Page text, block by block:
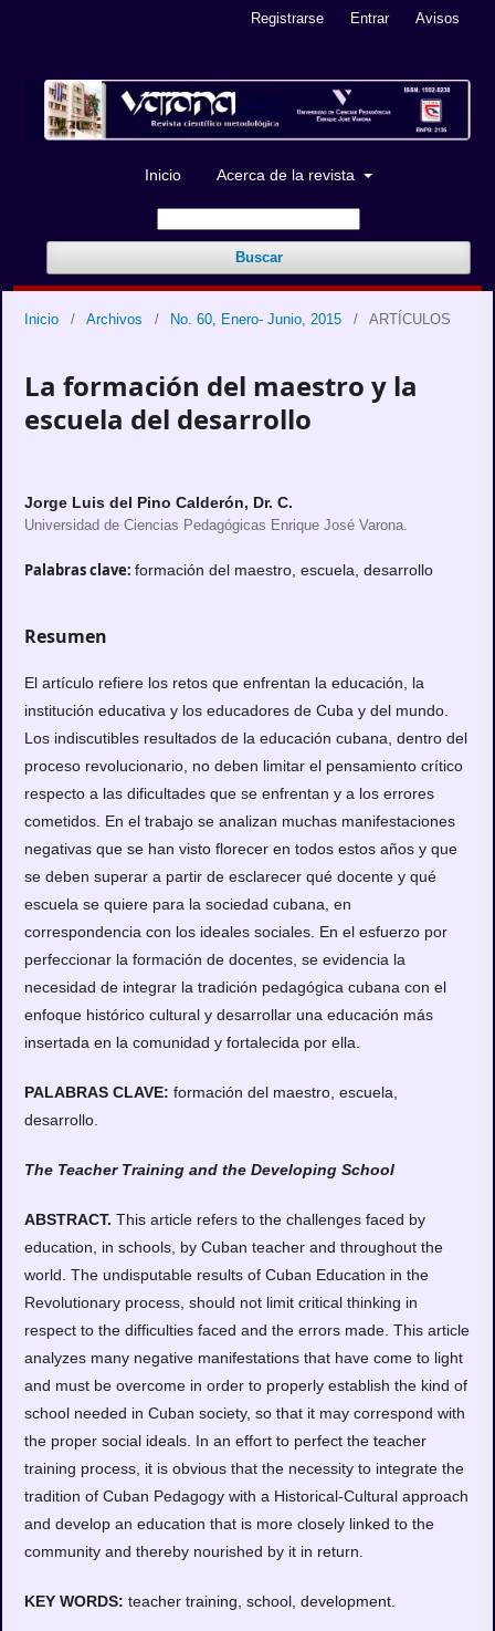
Inicio Acerca de la revista
Buscar
Registrarse Entrar Avisos
Inicio / Archivos / No. 60, Enero- Junio, 2015 / ARTÍCULOS
La formación del maestro y la
escuela del desarrollo
Jorge Luis del Pino Calderón, Dr. C.
Universidad de Ciencias Pedagógicas Enrique José Varona.
Palabras clave: formación del maestro, escuela, desarrollo
Resumen
El artículo refiere los retos que enfrentan la educación, la
institución educativa y los educadores de Cuba y del mundo.
Los indiscutibles resultados de la educación cubana, dentro del
proceso revolucionario, no deben limitar el pensamiento crítico
respecto a las dificultades que se enfrentan y a los errores
cometidos. En el trabajo se analizan muchas manifestaciones
negativas que se han visto florecer en todos estos años y que
se deben superar a partir de esclarecer qué docente y qué
escuela se quiere para la sociedad cubana, en
correspondencia con los ideales sociales. En el esfuerzo por
perfeccionar la formación de docentes, se evidencia la
necesidad de integrar la tradición pedagógica cubana con el
enfoque histórico cultural y desarrollar una educación más
insertada en la comunidad y fortalecida por ella.
PALABRAS CLAVE: formación del maestro, escuela,
desarrollo.
The Teacher Training and the Developing School
ABSTRACT. This article refers to the challenges faced by
education, in schools, by Cuban teacher and throughout the
world. The undisputable results of Cuban Education in the
Revolutionary process, should not limit critical thinking in
respect to the difficulties faced and the errors made. This article
analyzes many negative manifestations that have come to light
and must be overcome in order to properly establish the kind of
school needed in Cuban society, so that it may correspond with
the proper social ideals. In an effort to perfect the teacher
training process, it is obvious that the necessity to integrate the
tradition of Cuban Pedagogy with a Historical-Cultural approach
and develop an education that is more closely linked to the
community and thereby nourished by it in return.
KEY WORDS: teacher training, school, development.